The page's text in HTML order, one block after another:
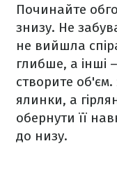
Починайте
знизу. Не
не вийшла
глибше, а інші
створите
ялинки, а
обернути її
до низу.